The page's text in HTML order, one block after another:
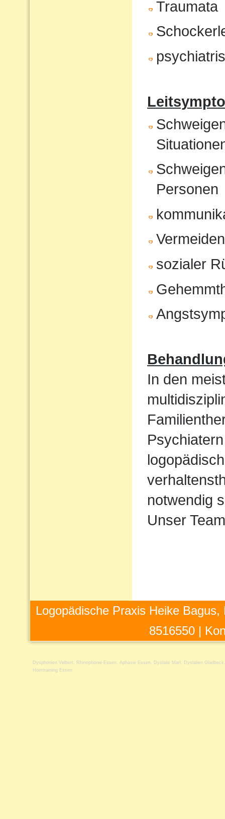
Traumata
Personen
sozialer
In den
notwendig
Unser
Logopädische Praxis Heike
8516550 |
Dysphonien Velbert Rhinophonie Essen Aphasie Essen Dyslalie Marl Dyslalien Gladbeck
Hoertraining Essen